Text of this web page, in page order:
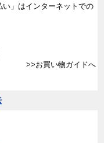
」はインターネットでの
>>お買い物ガイドへ